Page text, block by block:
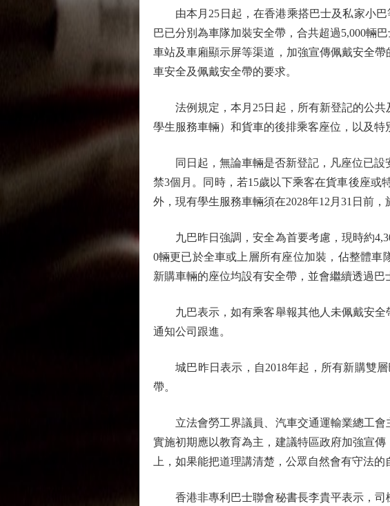
由本月25日起，在香港乘搭巴士及私家小巴
巴已分別為車隊加裝安全帶，合共超過5,000輛
車站及車廂顯示屏等渠道，加強宣傳佩戴安全
車安全及佩戴安全帶的要求。
法例規定，本月25日起，所有新登記的公共
學生服務車輛）和貨車的後排乘客座位，以及特
同日起，無論車輛是否新登記，凡座位已設
禁3個月。同時，若15歲以下乘客在貨車後座或
外，現有學生服務車輛須在2028年12月31日前
九巴昨日強調，安全為首要考慮，現時約
0輛更已於全車或上層所有座位加裝，佔整體車
新購車輛的座位均設有安全帶，並會繼續透過巴
九巴表示，如有乘客舉報其他人未佩戴安全
通知公司跟進。
城巴昨日表示，自2018年起，所有新購雙層
帶。
立法會勞工界議員、汽車交通運輸業總工會
實施初期應以教育為主，建議特區政府加強宣
上，如果能把道理講清楚，公眾自然會有守法的
香港非專利巴士聯會秘書長李貴平表示，司